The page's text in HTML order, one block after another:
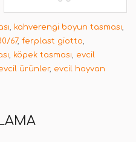
, kahverengi boyun tasması,
67, ferplast giotto,
, köpek tasması, evcil
ürünler, evcil hayvan